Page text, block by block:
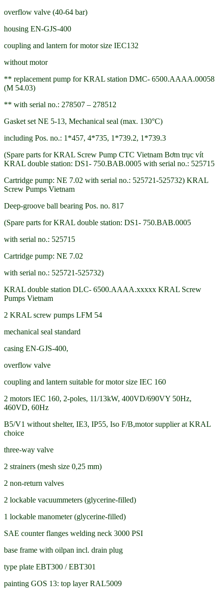
overflow valve (40-64 bar)
housing EN-GJS-400
coupling and lantern for motor size IEC132
without motor
** replacement pump for KRAL station DMC- 6500.AAAA.00058
(M 54.03)
** with serial no.: 278507 – 278512
Gasket set NE 5-13, Mechanical seal (max. 130°C)
including Pos. no.: 1*457, 4*735, 1*739.2, 1*739.3
(Spare parts for KRAL Screw Pump CTC Vietnam Bơm trục vít
KRAL double station: DS1- 750.BAB.0005 with serial no.: 525715
Cartridge pump: NE 7.02 with serial no.: 525721-525732) KRAL
Screw Pumps Vietnam
Deep-groove ball bearing Pos. no. 817
(Spare parts for KRAL double station: DS1- 750.BAB.0005
with serial no.: 525715
Cartridge pump: NE 7.02
with serial no.: 525721-525732)
KRAL double station DLC- 6500.AAAA.xxxxx KRAL Screw
Pumps Vietnam
2 KRAL screw pumps LFM 54
mechanical seal standard
casing EN-GJS-400,
overflow valve
coupling and lantern suitable for motor size IEC 160
2 motors IEC 160, 2-poles, 11/13kW, 400VD/690VY 50Hz,
460VD, 60Hz
B5/V1 without shelter, IE3, IP55, Iso F/B,motor supplier at KRAL
choice
three-way valve
2 strainers (mesh size 0,25 mm)
2 non-return valves
2 lockable vacuummeters (glycerine-filled)
1 lockable manometer (glycerine-filled)
SAE counter flanges welding neck 3000 PSI
base frame with oilpan incl. drain plug
type plate EBT300 / EBT301
painting GOS 13: top layer RAL5009